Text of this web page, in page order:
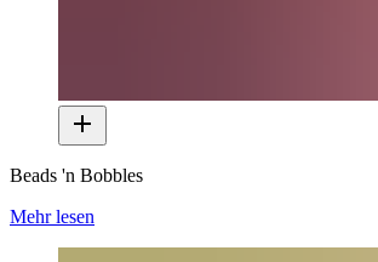
Beads 'n Bobbles
Mehr lesen